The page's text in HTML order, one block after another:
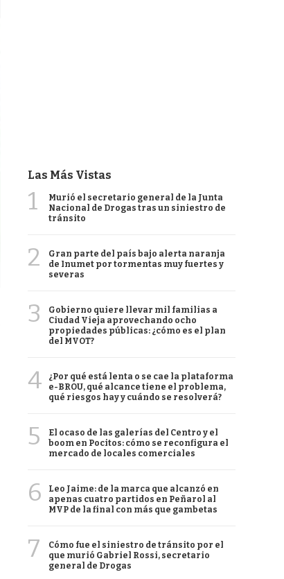
Las Más Vistas
1
Murió el secretario general de la Junta
Nacional de Drogas tras un siniestro de
tránsito
2
Gran parte del país bajo alerta naranja
de Inumet por tormentas muy fuertes y
severas
3
Gobierno quiere llevar mil familias a
Ciudad Vieja aprovechando ocho
propiedades públicas: ¿cómo es el plan
del MVOT?
4
¿Por qué está lenta o se cae la plataforma
e-BROU, qué alcance tiene el problema,
qué riesgos hay y cuándo se resolverá?
5
El ocaso de las galerías del Centro y el
boom en Pocitos: cómo se reconfigura el
mercado de locales comerciales
6
Leo Jaime: de la marca que alcanzó en
apenas cuatro partidos en Peñarol al
MVP de la final con más que gambetas
7
Cómo fue el siniestro de tránsito por el
que murió Gabriel Rossi, secretario
general de Drogas